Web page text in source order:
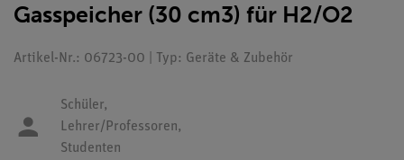
Gasspeicher (30 cm3) für H2/O2
Artikel-Nr.: 06723-00 | Typ: Geräte & Zubehör
Schüler,
Lehrer/Professoren,
Studenten